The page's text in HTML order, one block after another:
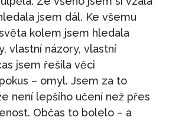
jsem dál. Ke všemu
kolem jsem hledala
vlastní názory, vlastní
jsem řešila věci
– omyl. Jsem za to
není lepšího učení než přes
Občas to bolelo – a